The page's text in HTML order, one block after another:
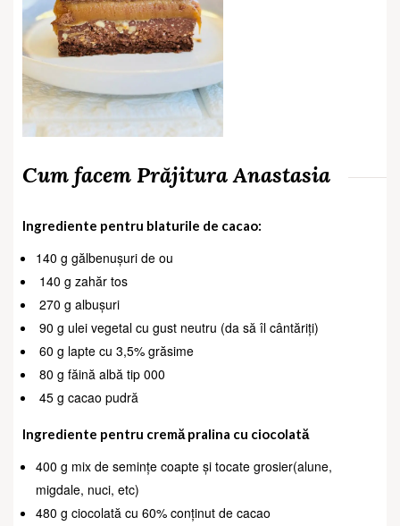
Cum facem Prăjitura Anastasia
Ingrediente pentru blaturile de cacao:
140 g gălbenușuri de ou
140 g zahăr tos
270 g albușuri
90 g ulei vegetal cu gust neutru (da să îl cântăriți)
60 g lapte cu 3,5% grăsime
80 g făină albă tip 000
45 g cacao pudră
Ingrediente pentru cremă pralina cu ciocolată
400 g mix de semințe coapte și tocate grosier(alune,
migdale, nuci, etc)
480 g ciocolată cu 60% conținut de cacao